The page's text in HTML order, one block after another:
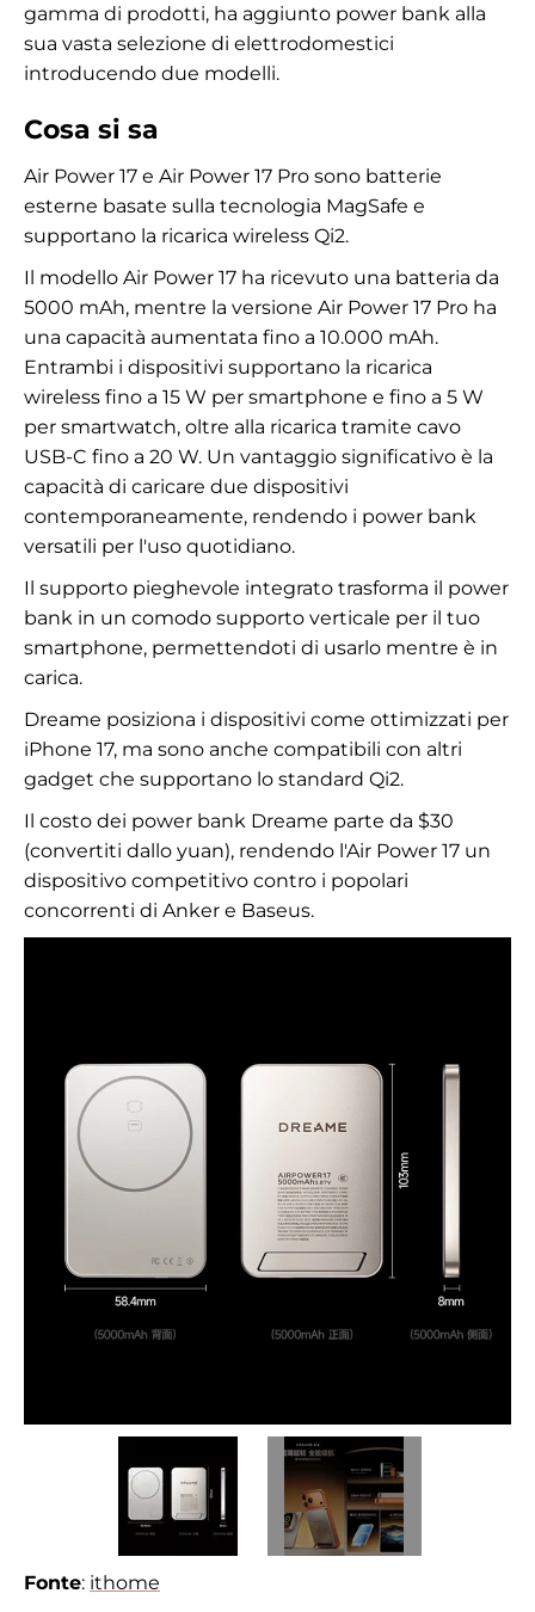
gamma di prodotti, ha aggiunto power bank alla
sua vasta selezione di elettrodomestici
introducendo due modelli.
Cosa si sa
Air Power 17 e Air Power 17 Pro sono batterie
esterne basate sulla tecnologia MagSafe e
supportano la ricarica wireless Qi2.
Il modello Air Power 17 ha ricevuto una batteria da
5000 mAh, mentre la versione Air Power 17 Pro ha
una capacità aumentata fino a 10.000 mAh.
Entrambi i dispositivi supportano la ricarica
wireless fino a 15 W per smartphone e fino a 5 W
per smartwatch, oltre alla ricarica tramite cavo
USB-C fino a 20 W. Un vantaggio significativo è la
capacità di caricare due dispositivi
contemporaneamente, rendendo i power bank
versatili per l'uso quotidiano.
Il supporto pieghevole integrato trasforma il power
bank in un comodo supporto verticale per il tuo
smartphone, permettendoti di usarlo mentre è in
carica.
Dreame posiziona i dispositivi come ottimizzati per
iPhone 17, ma sono anche compatibili con altri
gadget che supportano lo standard Qi2.
Il costo dei power bank Dreame parte da $30
(convertiti dallo yuan), rendendo l'Air Power 17 un
dispositivo competitivo contro i popolari
concorrenti di Anker e Baseus.
Fonte: ithome